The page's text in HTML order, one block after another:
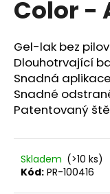
Color -
Gel-lak bez
Dlouhotrvající
Snadná
Snadné
Patentovaný
Skladem (>10 ks)
Kód: PR-100416
a
í
t
?